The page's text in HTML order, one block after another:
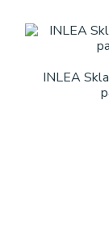
INLEA